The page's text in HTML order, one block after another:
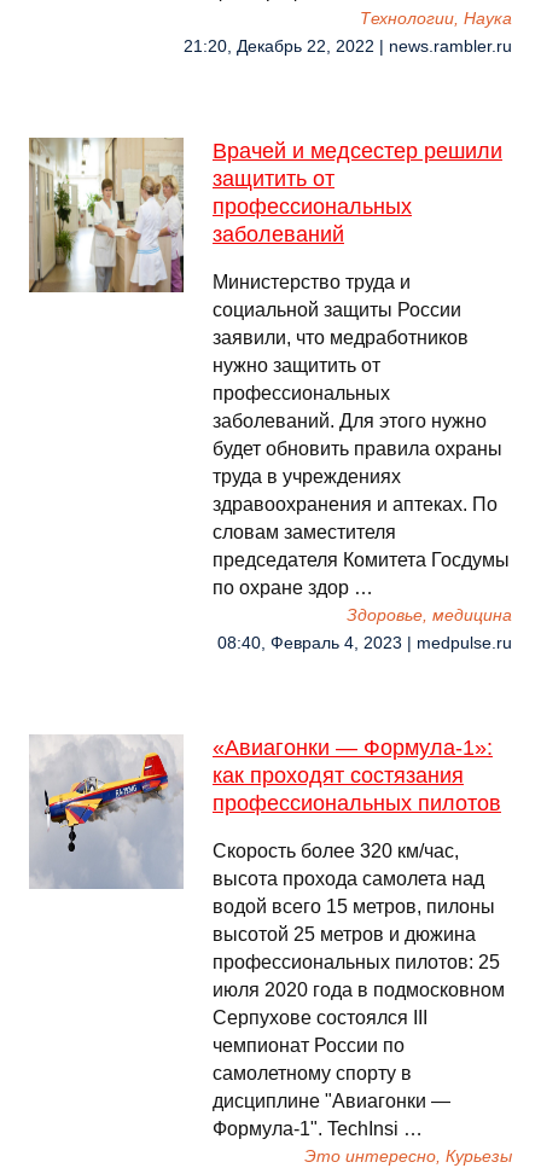
Технологии, Наука
21:20, Декабрь 22, 2022 | news.rambler.ru
Врачей и медсестер решили
защитить от
профессиональных
заболеваний
Министерство труда и
социальной защиты России
заявили, что медработников
нужно защитить от
профессиональных
заболеваний. Для этого нужно
будет обновить правила охраны
труда в учреждениях
здравоохранения и аптеках. По
словам заместителя
председателя Комитета Госдумы
по охране здор …
Здоровье, медицина
08:40, Февраль 4, 2023 | medpulse.ru
«Авиагонки — Формула-1»:
как проходят состязания
профессиональных пилотов
Скорость более 320 км/час,
высота прохода самолета над
водой всего 15 метров, пилоны
высотой 25 метров и дюжина
профессиональных пилотов: 25
июля 2020 года в подмосковном
Серпухове состоялся III
чемпионат России по
самолетному спорту в
дисциплине "Авиагонки —
Формула-1". TechInsi …
Это интересно, Курьезы